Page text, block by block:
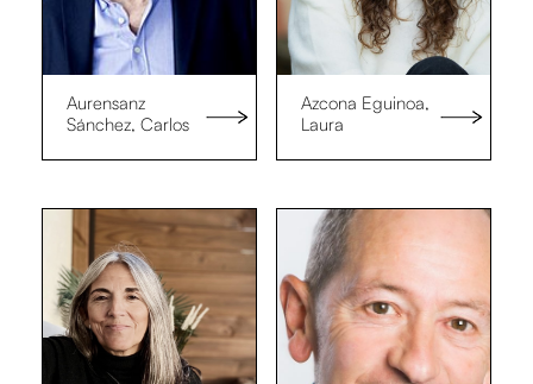
Aurensanz
Sánchez, Carlos
Azcona Eguinoa,
Laura